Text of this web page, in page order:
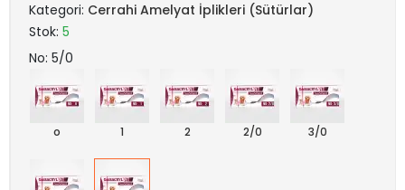
Kategori: Cerrahi Amelyat İplikleri (Sütürlar)
Stok: 5
No: 5/0
o 1 2 2/0 3/0